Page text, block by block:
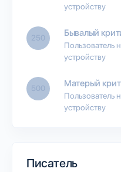
устройству
250 Бывалый
Пользователь
устройству
500 Матерый
Пользователь
устройству
Писатель